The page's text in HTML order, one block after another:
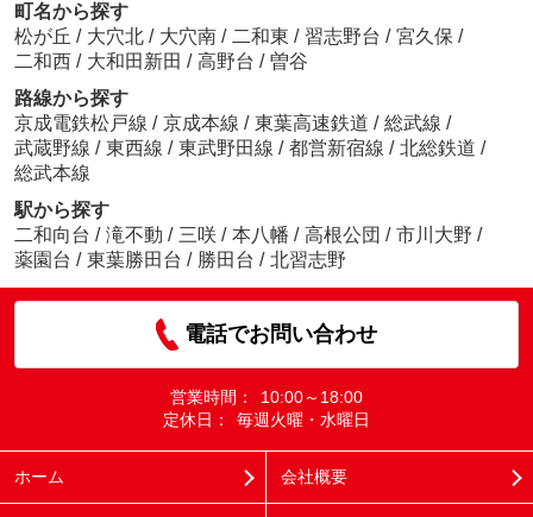
町名から探す
松が丘 / 大穴北 / 大穴南 / 二和東 / 習志野台 / 宮久保 /
二和西 / 大和田新田 / 高野台 / 曽谷
路線から探す
京成電鉄松戸線 / 京成本線 / 東葉高速鉄道 / 総武線 /
武蔵野線 / 東西線 / 東武野田線 / 都営新宿線 / 北総鉄道 /
総武本線
駅から探す
二和向台 / 滝不動 / 三咲 / 本八幡 / 高根公団 / 市川大野 /
薬園台 / 東葉勝田台 / 勝田台 / 北習志野
電話でお問い合わせ
営業時間：
10:00～18:00
定休日：
毎週火曜・水曜日
ホーム 会社概要